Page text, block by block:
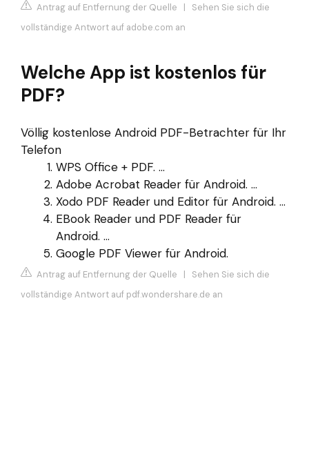
Antrag auf Entfernung der Quelle | Sehen Sie sich die
vollständige Antwort auf adobe.com an
Welche App ist kostenlos für
PDF?
Völlig kostenlose Android PDF-Betrachter für Ihr
Telefon
WPS Office + PDF. ...
Adobe Acrobat Reader für Android. ...
Xodo PDF Reader und Editor für Android. ...
EBook Reader und PDF Reader für
Android. ...
Google PDF Viewer für Android.
Antrag auf Entfernung der Quelle | Sehen Sie sich die
vollständige Antwort auf pdf.wondershare.de an